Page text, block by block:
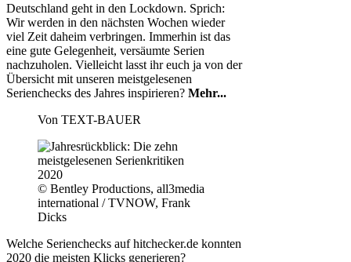
Deutschland geht in den Lockdown. Sprich:
Wir werden in den nächsten Wochen wieder
viel Zeit daheim verbringen. Immerhin ist das
eine gute Gelegenheit, versäumte Serien
nachzuholen. Vielleicht lasst ihr euch ja von der
Übersicht mit unseren meistgelesenen
Serienchecks des Jahres inspirieren? Mehr...
Von TEXT-BAUER
© Bentley Productions, all3media
international / TVNOW, Frank
Dicks
Welche Serienchecks auf hitchecker.de konnten
2020 die meisten Klicks generieren?